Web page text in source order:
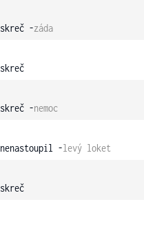
skreč -záda
skreč
skreč -nemoc
nenastoupil -levý loket
skreč